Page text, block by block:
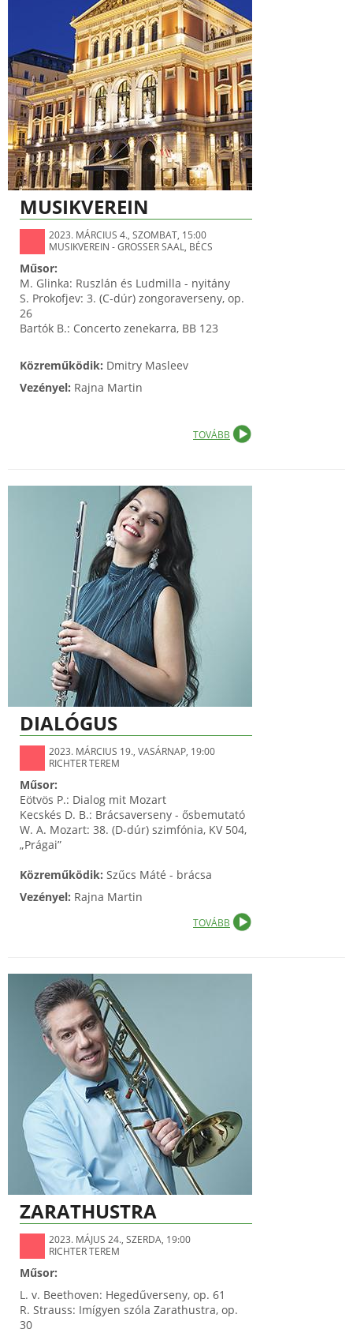
MUSIKVEREIN
2023. MÁRCIUS 4., SZOMBAT, 15:00
MUSIKVEREIN - GROSSER SAAL, BÉCS
Műsor:
M. Glinka: Ruszlán és Ludmilla - nyitány
S. Prokofjev: 3. (C-dúr) zongoraverseny, op.
26
Bartók B.: Concerto zenekarra, BB 123
Közreműködik: Dmitry Masleev
Vezényel: Rajna Martin
TOVÁBB
DIALÓGUS
2023. MÁRCIUS 19., VASÁRNAP, 19:00
RICHTER TEREM
Műsor:
Eötvös P.: Dialog mit Mozart
Kecskés D. B.: Brácsaverseny - ősbemutató
W. A. Mozart: 38. (D-dúr) szimfónia, KV 504,
„Prágai”
Közreműködik: Szűcs Máté - brácsa
Vezényel: Rajna Martin
TOVÁBB
ZARATHUSTRA
2023. MÁJUS 24., SZERDA, 19:00
RICHTER TEREM
Műsor:
L. v. Beethoven: Hegedűverseny, op. 61
R. Strauss: Imígyen szóla Zarathustra, op.
30